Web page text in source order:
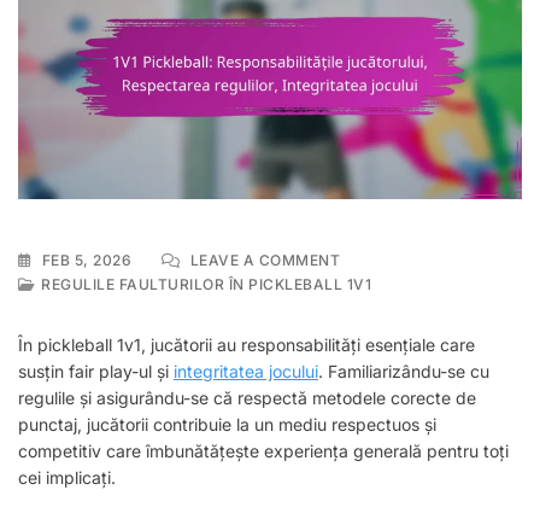
FEB 5, 2026 LEAVE A COMMENTON
1V1
JUCĂTORULUI,
RESPECTAREA
REGULILOR,
INTEGRITATEA
REGULILE FAULTURILOR ÎN PICKLEBALL 1V1
În pickleball 1v1, jucătorii au responsabilități esențiale care
susțin fair play-ul și integritatea jocului. Familiarizându-se cu
regulile și asigurându-se că respectă metodele corecte de
punctaj, jucătorii contribuie la un mediu respectuos și
competitiv care îmbunătățește experiența generală pentru toți
cei implicați.